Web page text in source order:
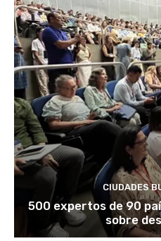
CIUDADES
500 expertos de 90
sobre